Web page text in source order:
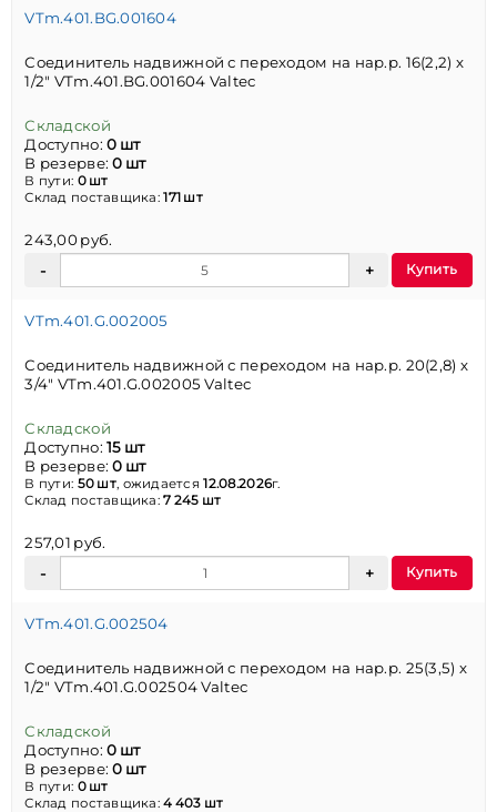
VTm.401.BG.001604
Соединитель надвижной с переходом на нар.р. 16(2,2) х
1/2" VTm.401.BG.001604 Valtec
Складской
Доступно:0 шт
В резерве:0 шт
В пути: 0 шт
Склад поставщика:171 шт
243,00 руб.
Купить
VTm.401.G.002005
Соединитель надвижной с переходом на нар.р. 20(2,8) х
3/4" VTm.401.G.002005 Valtec
Складской
Доступно:15 шт
В резерве:0 шт
В пути: 50 шт, ожидается12.08.2026г.
Склад поставщика:7 245 шт
257,01 руб.
Купить
VTm.401.G.002504
Соединитель надвижной с переходом на нар.р. 25(3,5) х
1/2" VTm.401.G.002504 Valtec
Складской
Доступно:0 шт
В резерве:0 шт
В пути: 0 шт
Склад поставщика:4 403 шт